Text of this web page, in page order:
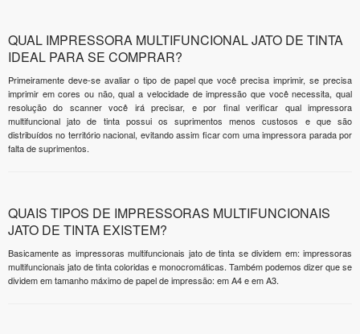
QUAL IMPRESSORA MULTIFUNCIONAL JATO DE TINTA
IDEAL PARA SE COMPRAR?
Primeiramente deve-se avaliar o tipo de papel que você precisa imprimir, se precisa
imprimir em cores ou não, qual a velocidade de impressão que você necessita, qual
resolução do scanner você irá precisar, e por final verificar qual impressora
multifuncional jato de tinta possui os suprimentos menos custosos e que são
distribuídos no território nacional, evitando assim ficar com uma impressora parada por
falta de suprimentos.
QUAIS TIPOS DE IMPRESSORAS MULTIFUNCIONAIS
JATO DE TINTA EXISTEM?
Basicamente as impressoras multifuncionais jato de tinta se dividem em: impressoras
multifuncionais jato de tinta coloridas e monocromáticas. Também podemos dizer que se
dividem em tamanho máximo de papel de impressão: em A4 e em A3.